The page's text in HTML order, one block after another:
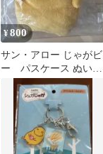
¥800
サン・アロー じゃがビ
ー パスケース ぬいぐ
るみ